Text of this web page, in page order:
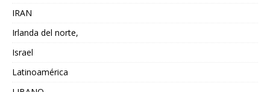
IRAN
Irlanda del norte,
Israel
Latinoamérica